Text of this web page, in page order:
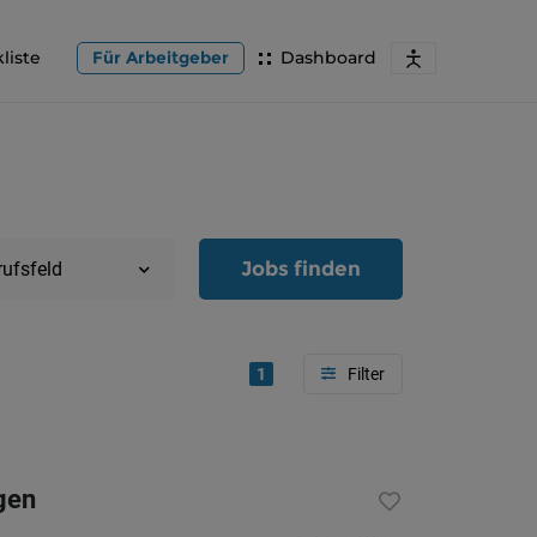
Dashboard
Für Arbeitgeber
Jobs finden
1